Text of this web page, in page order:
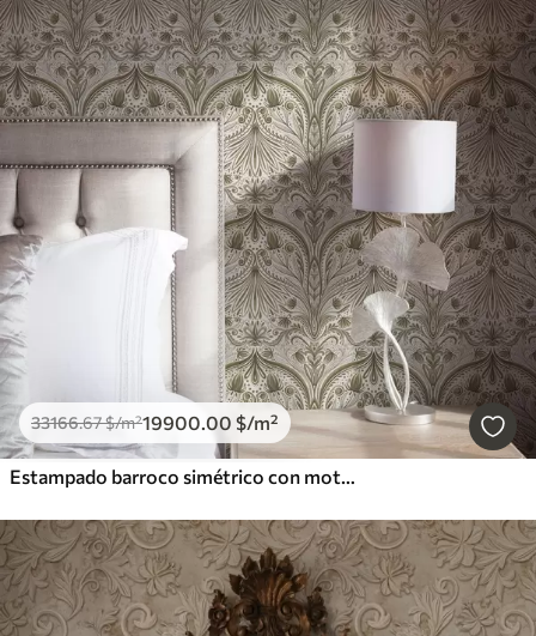
33166.67$/m²19900.00 $/m²
Estampado barroco simétrico con motivos florales